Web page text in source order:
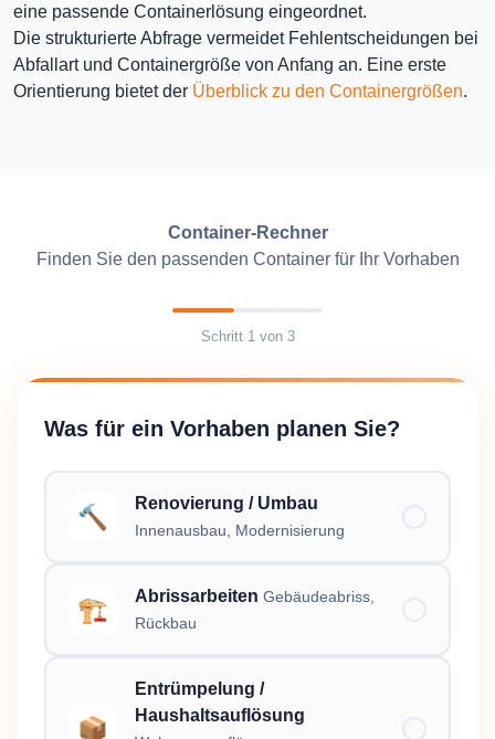
eine passende Containerlösung eingeordnet.
Die strukturierte Abfrage vermeidet Fehlentscheidungen bei
Abfallart und Containergröße von Anfang an. Eine erste
Orientierung bietet der Überblick zu den Containergrößen.
Container-Rechner
Finden Sie den passenden Container für Ihr Vorhaben
Schritt 1von 3
Was für ein Vorhaben planen Sie?
🔨 Renovierung / Umbau
Innenausbau, Modernisierung
🏗️ Abrissarbeiten Gebäudeabriss,
Rückbau
📦
Entrümpelung /
Haushaltsauflösung